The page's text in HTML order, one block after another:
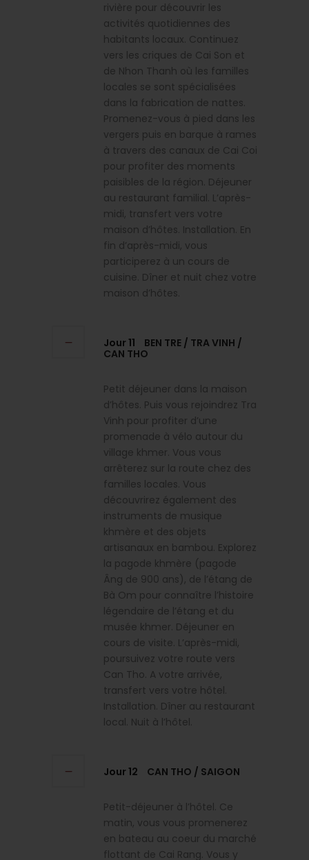
rivière pour découvrir les
activités quotidiennes des
habitants locaux. Continuez
vers les criques de Cai Son et
de Nhon Thanh où les familles
locales se sont spécialisées
dans la fabrication de nattes.
Promenez-vous à pied dans les
vergers puis en barque à rames
à travers des canaux de Cai Coi
pour profiter des moments
paisibles de la région. Déjeuner
au restaurant familial. L’après-
midi, transfert vers votre
maison d’hôtes. Installation. En
fin d’après-midi, vous
participerez à un cours de
cuisine. Dîner et nuit chez votre
maison d’hôtes.
Jour 11
BEN TRE / TRA VINH /
CAN THO
Petit déjeuner dans la maison
d’hôtes. Puis vous rejoindrez Tra
Vinh pour profiter d’une
promenade à vélo autour du
village khmer. Vous vous
arrêterez sur la route chez des
familles locales. Vous
découvrirez également des
instruments de musique
khmère et des objets
artisanaux en bambou. Explorez
la pagode khmère (pagode
Âng de 900 ans), de l’étang de
Bà Om pour connaître l’histoire
légendaire de l’étang et du
musée khmer. Déjeuner en
cours de visite. L’après-midi,
poursuivez votre route vers
Can Tho. A votre arrivée,
transfert vers votre hôtel.
Installation. Dîner au restaurant
local. Nuit à l’hôtel.
Jour 12 CAN THO / SAIGON
Petit-déjeuner à l’hôtel. Ce
matin, vous vous promenerez
en bateau au coeur du marché
flottant de Cai Rang. Vous y